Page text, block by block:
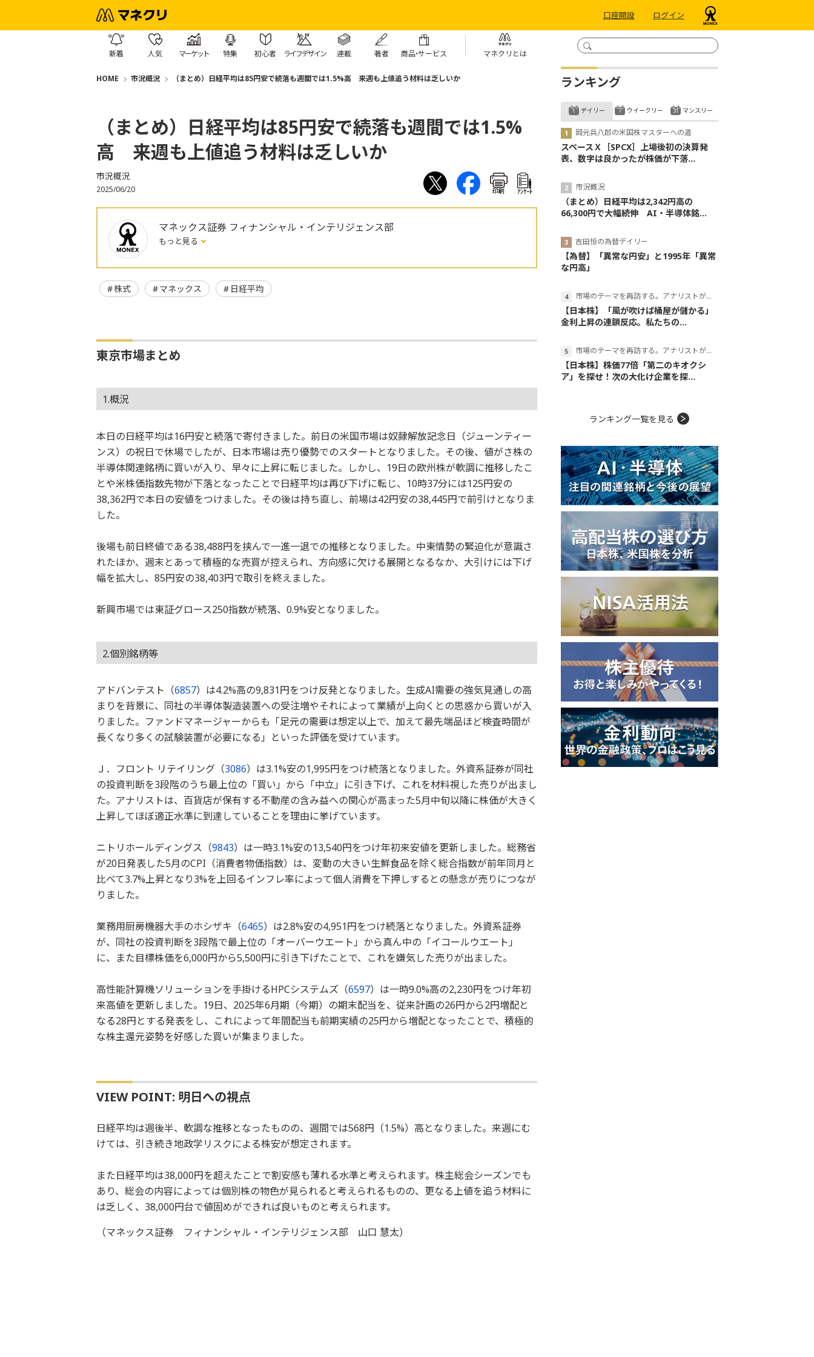
口座開設 ログイン
新着 人気 マーケット 特集 初心者 ライフデザイン 連載 著者 商品・サービス マネクリとは
HOME 市況概況 （まとめ）日経平均は85円安で続落も週間では1.5%高 来週も上値追う材料は乏しいか
（まとめ）日経平均は85円安で続落も週間では1.5%
高 来週も上値追う材料は乏しいか
市況概況
2025/06/20 印刷 ｱﾝｹｰﾄ
マネックス証券 フィナンシャル・インテリジェンス部
もっと見る
株式 マネックス 日経平均
東京市場まとめ
1.概況
本日の日経平均は16円安と続落で寄付きました。前日の米国市場は奴隷解放記念日（ジューンティー
ンス）の祝日で休場でしたが、日本市場は売り優勢でのスタートとなりました。その後、値がさ株の
半導体関連銘柄に買いが入り、早々に上昇に転じました。しかし、19日の欧州株が軟調に推移したこ
とや米株価指数先物が下落となったことで日経平均は再び下げに転じ、10時37分には125円安の
38,362円で本日の安値をつけました。その後は持ち直し、前場は42円安の38,445円で前引けとなりま
した。
後場も前日終値である38,488円を挟んで一進一退での推移となりました。中東情勢の緊迫化が意識さ
れたほか、週末とあって積極的な売買が控えられ、方向感に欠ける展開となるなか、大引けには下げ
幅を拡大し、85円安の38,403円で取引を終えました。
新興市場では東証グロース250指数が続落、0.9%安となりました。
2.個別銘柄等
アドバンテスト（6857）は4.2%高の9,831円をつけ反発となりました。生成AI需要の強気見通しの高
まりを背景に、同社の半導体製造装置への受注増やそれによって業績が上向くとの思惑から買いが入
りました。ファンドマネージャーからも「足元の需要は想定以上で、加えて最先端品ほど検査時間が
長くなり多くの試験装置が必要になる」といった評価を受けています。
Ｊ．フロント リテイリング（3086）は3.1%安の1,995円をつけ続落となりました。外資系証券が同社
の投資判断を3段階のうち最上位の「買い」から「中立」に引き下げ、これを材料視した売りが出まし
た。アナリストは、百貨店が保有する不動産の含み益への関心が高まった5月中旬以降に株価が大きく
上昇してほぼ適正水準に到達していることを理由に挙げています。
ニトリホールディングス（9843）は一時3.1%安の13,540円をつけ年初来安値を更新しました。総務省
が20日発表した5月のCPI（消費者物価指数）は、変動の大きい生鮮食品を除く総合指数が前年同月と
比べて3.7%上昇となり3%を上回るインフレ率によって個人消費を下押しするとの懸念が売りにつなが
りました。
業務用厨房機器大手のホシザキ（6465）は2.8%安の4,951円をつけ続落となりました。外資系証券
が、同社の投資判断を3段階で最上位の「オーバーウエート」から真ん中の「イコールウエート」
に、また目標株価を6,000円から5,500円に引き下げたことで、これを嫌気した売りが出ました。
高性能計算機ソリューションを手掛けるHPCシステムズ（6597）は一時9.0%高の2,230円をつけ年初
来高値を更新しました。19日、2025年6月期（今期）の期末配当を、従来計画の26円から2円増配と
なる28円とする発表をし、これによって年間配当も前期実績の25円から増配となったことで、積極的
な株主還元姿勢を好感した買いが集まりました。
VIEW POINT: 明日への視点
日経平均は週後半、軟調な推移となったものの、週間では568円（1.5%）高となりました。来週にむ
けては、引き続き地政学リスクによる株安が想定されます。
また日経平均は38,000円を超えたことで割安感も薄れる水準と考えられます。株主総会シーズンでも
あり、総会の内容によっては個別株の物色が見られると考えられるものの、更なる上値を追う材料に
は乏しく、38,000円台で値固めができれば良いものと考えられます。
（マネックス証券 フィナンシャル・インテリジェンス部 山口 慧太）
ランキング
デイリー
岡元兵八郎の米国株マスターへの道
スペースＸ［SPCX］上場後初の決算発
表、数字は良かったが株価が下落...
市況概況
（まとめ）日経平均は2,342円高の
66,300円で大幅続伸 AI・半導体銘...
吉田恒の為替デイリー
【為替】「異常な円安」と1995年「異常
な円高」
市場のテーマを再訪する。アナリストが読み解くテーマの本質
【日本株】「風が吹けば桶屋が儲かる」
金利上昇の連鎖反応。私たちの...
市場のテーマを再訪する。アナリストが読み解くテーマの本質
【日本株】株価77倍「第二のキオクシ
ア」を探せ！次の大化け企業を探...
ウイークリー マンスリー
ランキング一覧を見る